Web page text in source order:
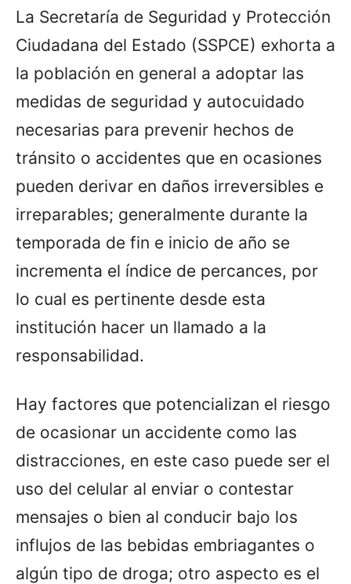
La Secretaría de Seguridad y Protección
Ciudadana del Estado (SSPCE) exhorta a
la población en general a adoptar las
medidas de seguridad y autocuidado
necesarias para prevenir hechos de
tránsito o accidentes que en ocasiones
pueden derivar en daños irreversibles e
irreparables; generalmente durante la
temporada de fin e inicio de año se
incrementa el índice de percances, por
lo cual es pertinente desde esta
institución hacer un llamado a la
responsabilidad.
Hay factores que potencializan el riesgo
de ocasionar un accidente como las
distracciones, en este caso puede ser el
uso del celular al enviar o contestar
mensajes o bien al conducir bajo los
influjos de las bebidas embriagantes o
algún tipo de droga; otro aspecto es el